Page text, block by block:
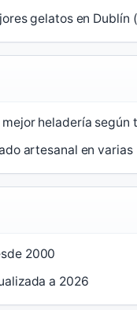
gelatos en Dublín (
heladería según
artesanal en varias
2000
a 2026